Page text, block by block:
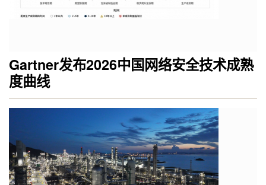
Gartner发布2026中国网络安全技术成熟
度曲线